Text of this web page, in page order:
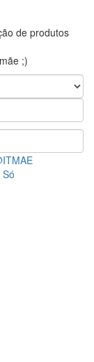
de produtos
;)